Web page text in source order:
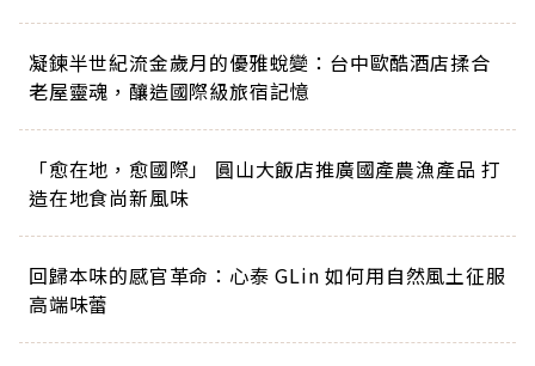
凝鍊半世紀流金歲月的優雅蛻變：台中歐酷酒店揉合
老屋靈魂，釀造國際級旅宿記憶
「愈在地，愈國際」 圓山大飯店推廣國產農漁產品 打
造在地食尚新風味
回歸本味的感官革命：心泰 GLin 如何用自然風土征服
高端味蕾